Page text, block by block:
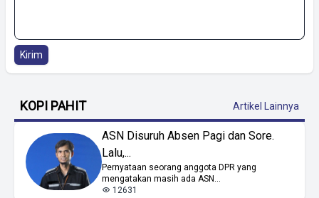
Kirim
KOPI PAHIT Artikel Lainnya
ASN Disuruh Absen Pagi dan Sore.
Lalu,...
Pernyataan seorang anggota DPR yang
mengatakan masih ada ASN...
12631